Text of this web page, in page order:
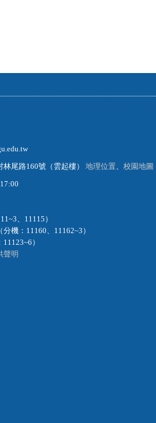
尾路160號（雲起樓） 地理位置、 校園地圖
、11115）
機：11160、11162~3）
）
聲明